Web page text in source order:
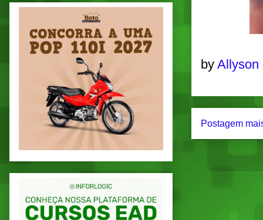
by
Postagem